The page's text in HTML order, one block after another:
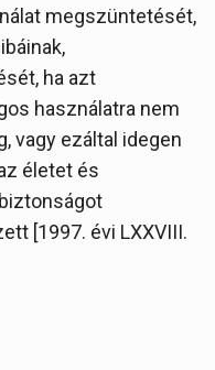
megszüntetését,
ha azt
használatra nem
vagy ezáltal idegen
életet és
[1997. évi LXXVIII.